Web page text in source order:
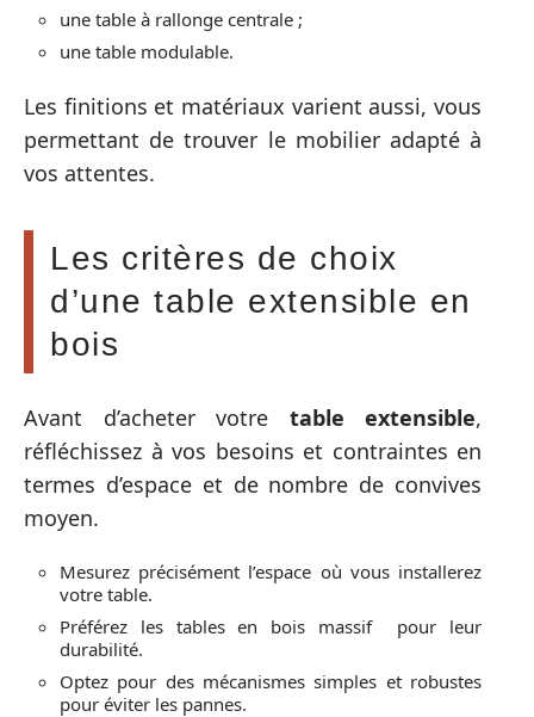
une table à rallonge centrale ;
une table modulable.
Les finitions et matériaux varient aussi, vous
permettant de trouver le mobilier adapté à
vos attentes.
Les critères de choix
d’une table extensible en
bois
Avant d’acheter votre table extensible,
réfléchissez à vos besoins et contraintes en
termes d’espace et de nombre de convives
moyen.
Mesurez précisément l’espace où vous installerez
votre table.
Préférez les tables en bois massif pour leur
durabilité.
Optez pour des mécanismes simples et robustes
pour éviter les pannes.